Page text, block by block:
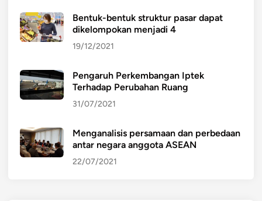
Bentuk-bentuk struktur pasar dapat
dikelompokan menjadi 4
19/12/2021
Pengaruh Perkembangan Iptek
Terhadap Perubahan Ruang
31/07/2021
Menganalisis persamaan dan perbedaan
antar negara anggota ASEAN
22/07/2021